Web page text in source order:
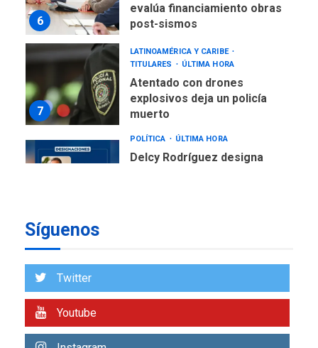
6
evalúa financiamiento obras
post-sismos
7
LATINOAMÉRICA Y CARIBE
TITULARES
ÚLTIMA HORA
Atentado con drones
explosivos deja un policía
muerto
POLÍTICA ÚLTIMA HORA
Delcy Rodríguez designa
2
Argentina para despedir a
Síguenos
Twitter
Youtube